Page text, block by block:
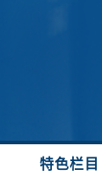
特色栏目